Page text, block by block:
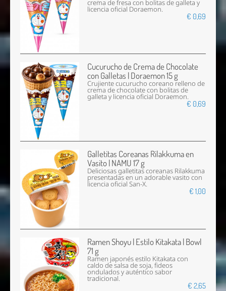
crema de fresa con bolitas de galleta y
licencia oficial Doraemon.
€ 0,69
Cucurucho de Crema de Chocolate
con Galletas | Doraemon 15 g
Crujiente cucurucho coreano relleno de
crema de chocolate con bolitas de
galleta y licencia oficial Doraemon.
€ 0,69
Galletitas Coreanas Rilakkuma en
Vasito | NAMU 17 g
Deliciosas galletitas coreanas Rilakkuma
presentadas en un adorable vasito con
licencia oficial San-X.
€ 1,00
Ramen Shoyu | Estilo Kitakata | Bowl
71 g
Ramen japonés estilo Kitakata con
caldo de salsa de soja, fideos
ondulados y auténtico sabor
tradicional.
€ 2,65